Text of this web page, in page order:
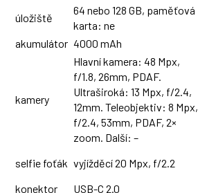
úložiště
64 nebo 128 GB, paměťová
karta: ne
akumulátor 4000 mAh
kamery
Hlavní kamera: 48 Mpx,
f/1.8, 26mm, PDAF.
Ultraširoká: 13 Mpx, f/2.4,
12mm. Teleobjektiv: 8 Mpx,
f/2.4, 53mm, PDAF, 2×
zoom. Další: –
selfie foťák vyjížděcí 20 Mpx, f/2.2
konektor
USB-C 2.0